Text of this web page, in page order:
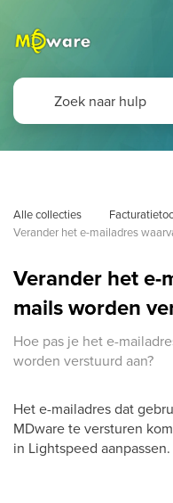
Alle collecties
Verander het e-mailadres
Verander het e-
mails worden
Hoe pas je het e-
worden verstuurd aan?
Het e-mailadres dat
MDware te versturen
in Lightspeed aanpassen.